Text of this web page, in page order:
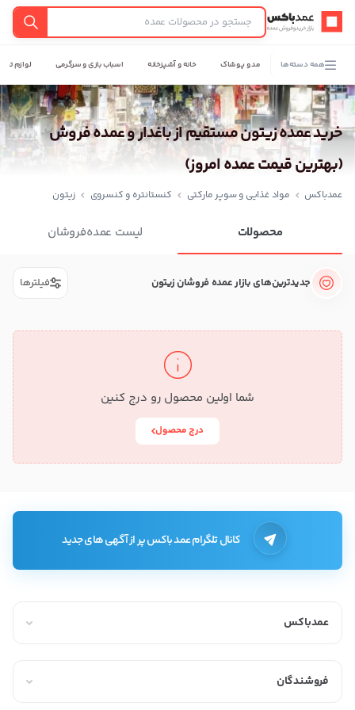
عمدباکس — بازگشت به صفحه اصلی
جستجو
همه دسته‌ها مد و پوشاک خانه و آشپزخانه اسباب بازی و سرگرمی لوازم
خرید عمده زیتون مستقیم از باغدار و عمده فروش
(بهترین قیمت عمده امروز)
عمدباکس مواد غذایی و سوپر مارکتی کنستانتره و کنسروی زیتون
محصولات لیست عمده‌فروشان
جدیدترین‌های بازار عمده فروشان زیتون فیلترها
شما اولین محصول رو درج کنین
درج محصول
کانال تلگرام عمد باکس پر از آگهی های جدید
عمدباکس
فروشندگان